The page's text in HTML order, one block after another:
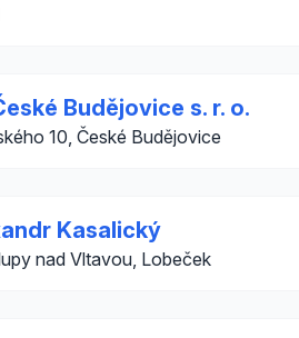
Budějovice s. r. o.
10, České Budějovice
Kasalický
nad Vltavou, Lobeček